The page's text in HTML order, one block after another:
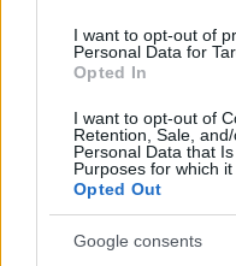
I want to opt-out of
Personal Data for
Opted In
I want to opt-out of
Retention, Sale,
Personal Data that
Purposes for which it
Opted Out
Google consents
#horoskop